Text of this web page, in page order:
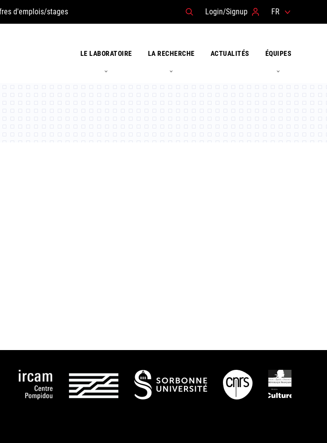
d'emplois/stages Login/Signup FR
LE LABORATOIRE LA RECHERCHE ACTUALITÉS ÉQUIPES